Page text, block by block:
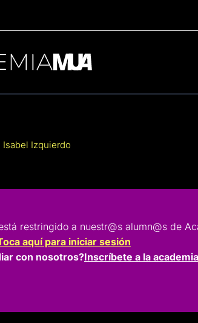
Isabel Izquierdo
restringido a nuestr@s alumn@s de
aquí para iniciar sesión
con nosotros?Inscríbete a la academia